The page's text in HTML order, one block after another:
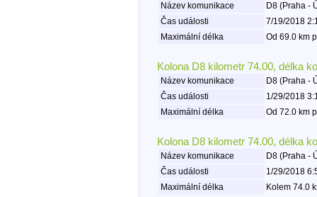
Název komunikace
D8 (Praha -
Čas události
7/19/2018
Maximální délka
Od 69.0 km
Kolona D8 kilometr 74.00, délka
Název komunikace
D8 (Praha -
Čas události
1/29/2018
Maximální délka
Od 72.0 km
Kolona D8 kilometr 74.00, délka
Název komunikace
D8 (Praha -
Čas události
1/29/2018
Maximální délka
Kolem 74.0